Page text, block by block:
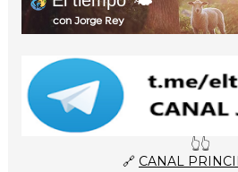
con Jorge Rey
👆👆
🔗 CANAL